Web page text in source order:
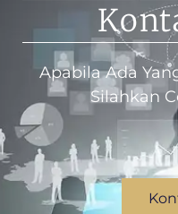
Apabila Ada
Silahkan